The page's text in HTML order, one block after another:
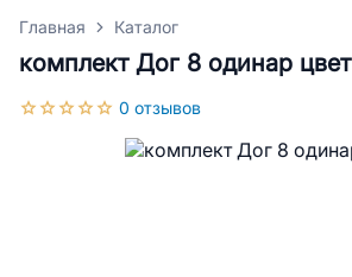
Главная Каталог
комплект Дог 8 одинар цвет
0 отзывов